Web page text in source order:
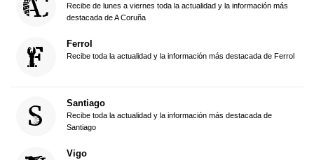
Recibe de lunes a viernes toda la actualidad y la información más
destacada de A Coruña
Ferrol
Recibe toda la actualidad y la información más destacada de Ferrol
Santiago
Recibe toda la actualidad y la información más destacada de
Santiago
Vigo